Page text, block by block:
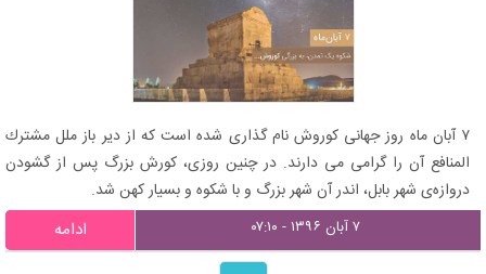
۷ آبان ماه روز جهانی كوروش نام گذاری شده است كه از دیر باز ملل مشترك
المنافع آن را گرامی می دارند. در چنین روزی، كورش بزرگ پس از گشودن
دروازه‌ی شهر بابل، اندر آن شهر بزرگ و با شكوه و بسیار كهن شد.
۷ آبان ۱۳۹۶ - ۰۷:۱۰ ادامه